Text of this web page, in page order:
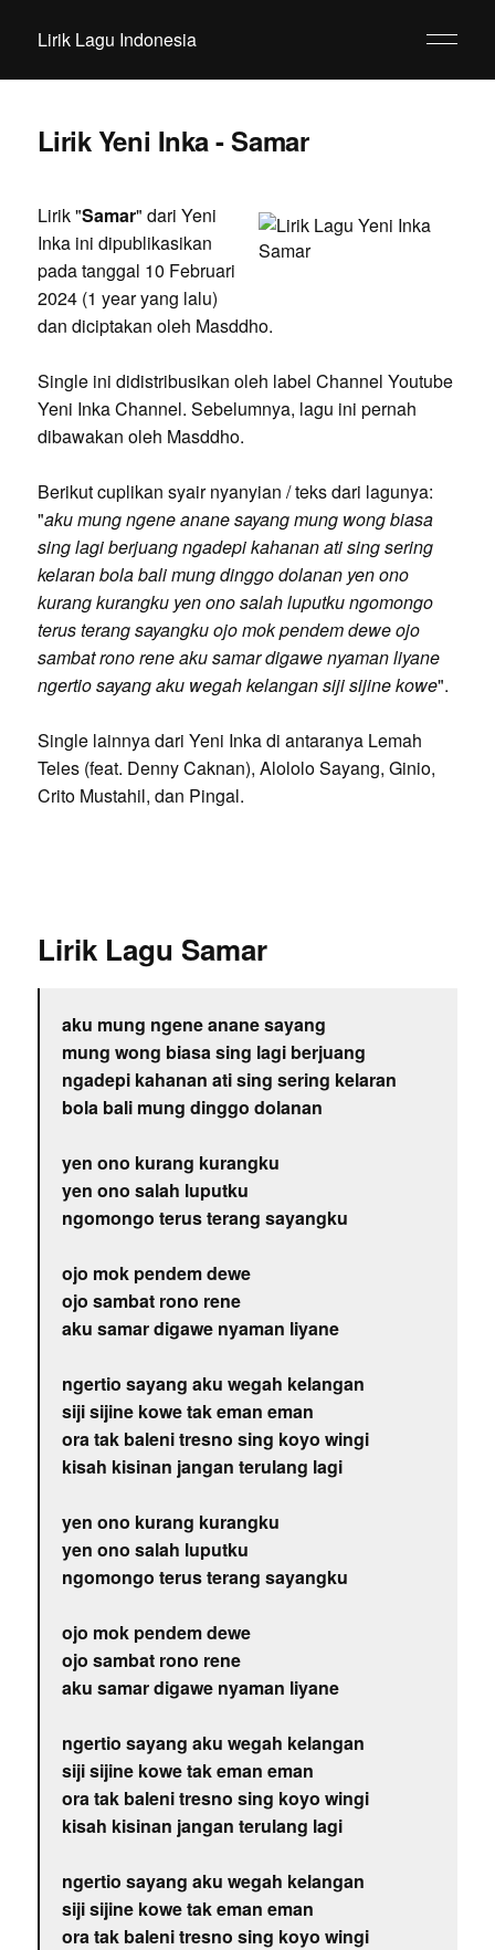
Lirik Lagu Indonesia
Lirik Yeni Inka - Samar
Lirik "Samar" dari Yeni
Inka ini dipublikasikan
pada tanggal 10 Februari
2024 (1 year yang lalu)
dan diciptakan oleh Masddho.
Single ini didistribusikan oleh label Channel Youtube
Yeni Inka Channel. Sebelumnya, lagu ini pernah
dibawakan oleh Masddho.
Berikut cuplikan syair nyanyian / teks dari lagunya:
"aku mung ngene anane sayang mung wong biasa
sing lagi berjuang ngadepi kahanan ati sing sering
kelaran bola bali mung dinggo dolanan yen ono
kurang kurangku yen ono salah luputku ngomongo
terus terang sayangku ojo mok pendem dewe ojo
sambat rono rene aku samar digawe nyaman liyane
ngertio sayang aku wegah kelangan siji sijine kowe".
Single lainnya dari Yeni Inka di antaranya Lemah
Teles (feat. Denny Caknan), Alololo Sayang, Ginio,
Crito Mustahil, dan Pingal.
Lirik Lagu Samar
aku mung ngene anane sayang
mung wong biasa sing lagi berjuang
ngadepi kahanan ati sing sering kelaran
bola bali mung dinggo dolanan
yen ono kurang kurangku
yen ono salah luputku
ngomongo terus terang sayangku
ojo mok pendem dewe
ojo sambat rono rene
aku samar digawe nyaman liyane
ngertio sayang aku wegah kelangan
siji sijine kowe tak eman eman
ora tak baleni tresno sing koyo wingi
kisah kisinan jangan terulang lagi
yen ono kurang kurangku
yen ono salah luputku
ngomongo terus terang sayangku
ojo mok pendem dewe
ojo sambat rono rene
aku samar digawe nyaman liyane
ngertio sayang aku wegah kelangan
siji sijine kowe tak eman eman
ora tak baleni tresno sing koyo wingi
kisah kisinan jangan terulang lagi
ngertio sayang aku wegah kelangan
siji sijine kowe tak eman eman
ora tak baleni tresno sing koyo wingi